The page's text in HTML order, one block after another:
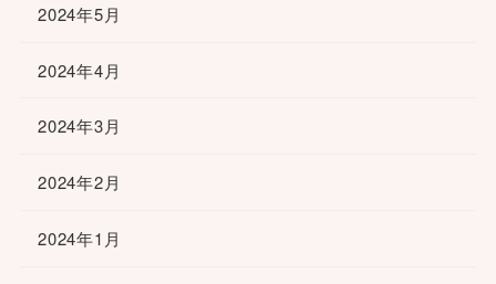
2024年5月
2024年4月
2024年3月
2024年2月
2024年1月